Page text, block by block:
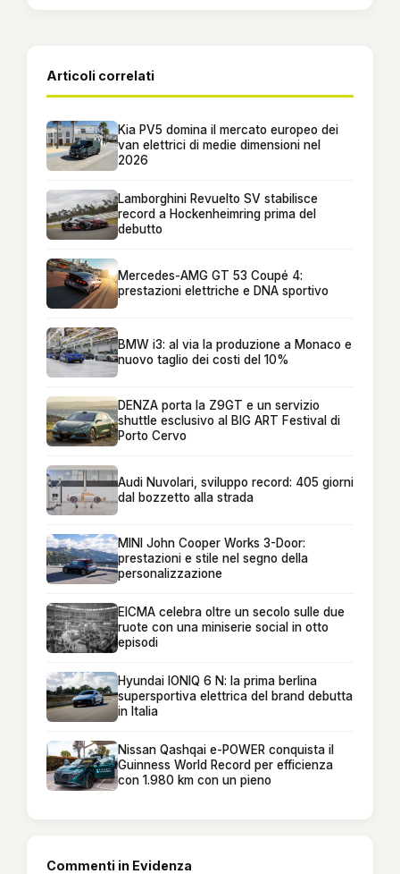
Articoli correlati
Kia PV5 domina il mercato europeo dei
van elettrici di medie dimensioni nel
2026
Lamborghini Revuelto SV stabilisce
record a Hockenheimring prima del
debutto
Mercedes-AMG GT 53 Coupé 4:
prestazioni elettriche e DNA sportivo
BMW i3: al via la produzione a Monaco e
nuovo taglio dei costi del 10%
DENZA porta la Z9GT e un servizio
shuttle esclusivo al BIG ART Festival di
Porto Cervo
Audi Nuvolari, sviluppo record: 405 giorni
dal bozzetto alla strada
MINI John Cooper Works 3-Door:
prestazioni e stile nel segno della
personalizzazione
EICMA celebra oltre un secolo sulle due
ruote con una miniserie social in otto
episodi
Hyundai IONIQ 6 N: la prima berlina
supersportiva elettrica del brand debutta
in Italia
Nissan Qashqai e-POWER conquista il
Guinness World Record per efficienza
con 1.980 km con un pieno
Commenti in Evidenza